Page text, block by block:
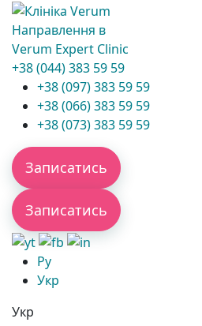
Направлення в
Verum Expert Clinic
+38 (044) 383 59 59
+38 (097) 383 59 59
+38 (066) 383 59 59
+38 (073) 383 59 59
Записатись
Записатись
Ру
Укр
Укр